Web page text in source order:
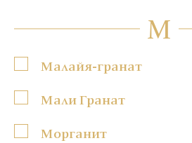
М
Малайя-гранат
Мали Гранат
Морганит